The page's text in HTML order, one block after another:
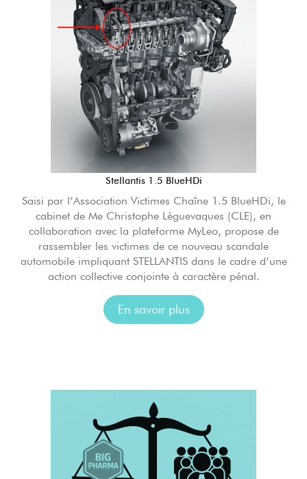
Stellantis 1.5 BlueHDi
Saisi par l’Association Victimes Chaîne 1.5 BlueHDi, le
cabinet de Me Christophe Lèguevaques (CLE), en
collaboration avec la plateforme MyLeo, propose de
rassembler les victimes de ce nouveau scandale
automobile impliquant STELLANTIS dans le cadre d’une
action collective conjointe à caractère pénal.
En savoir plus